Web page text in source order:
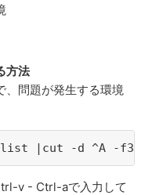
方法
問題が発生する環境
|cut -d ^A -
v - Ctrl-aで入力して